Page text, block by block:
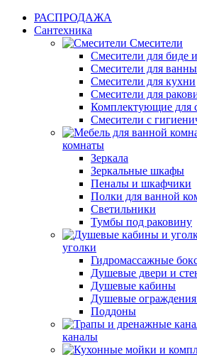
РАСПРОДАЖА
Сантехника
Смесители
Смесители для биде
Смесители для
Смесители для кухни
Смесители для
Комплектующие для
Смесители с
комнаты
Зеркала
Зеркальные шкафы
Пеналы и шкафчики
Полки для ванной
Светильники
Тумбы под раковину
уголки
Гидромассажные
Душевые двери и
Душевые кабины
Душевые
Поддоны
каналы